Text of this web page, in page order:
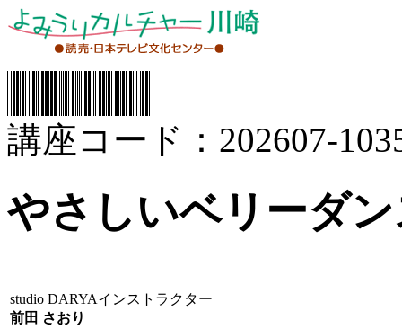
講座コード：202607-
やさしいベリーダ
studio DARYAインストラクター
前田 さおり